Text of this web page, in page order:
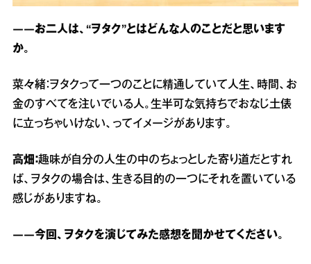
――お二人は、“ヲタク”とはどんな人のことだと思います
か。
菜々緒：ヲタクって一つのことに精通していて人生、時間、お
金のすべてを注いでいる人。生半可な気持ちでおなじ土俵
に立っちゃいけない、ってイメージがあります。
高畑：趣味が自分の人生の中のちょっとした寄り道だとすれ
ば、ヲタクの場合は、生きる目的の一つにそれを置いている
感じがありますね。
――今回、ヲタクを演じてみた感想を聞かせてください。